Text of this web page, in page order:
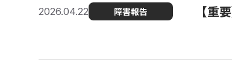
2026.04.22 障害報告 【重